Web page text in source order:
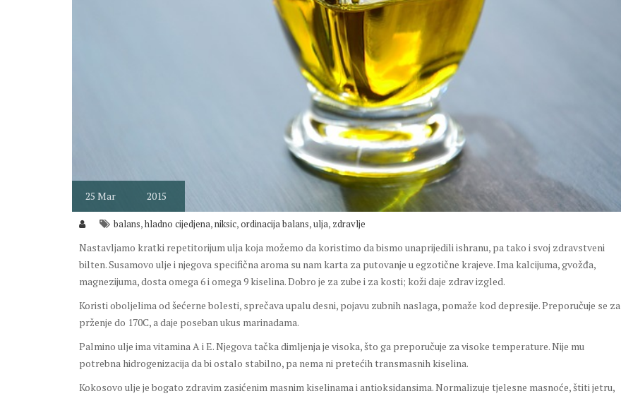
25 Mar 2015
balans,hladno cijedjena,niksic,ordinacija balans,ulja, zdravlje
Nastavljamo kratki repetitorijum ulja koja možemo da koristimo da bismo unaprijedili ishranu, pa tako i svoj zdravstveni
bilten. Susamovo ulje i njegova specifična aroma su nam karta za putovanje u egzotične krajeve. Ima kalcijuma, gvožđa,
magnezijuma, dosta omega 6 i omega 9 kiselina. Dobro je za zube i za kosti; koži daje zdrav izgled.
Koristi oboljelima od šećerne bolesti, sprečava upalu desni, pojavu zubnih naslaga, pomaže kod depresije. Preporučuje se za
prženje do 170C, a daje poseban ukus marinadama.
Palmino ulje ima vitamina A i E. Njegova tačka dimljenja je visoka, što ga preporučuje za visoke temperature. Nije mu
potrebna hidrogenizacija da bi ostalo stabilno, pa nema ni pretećih transmasnih kiselina.
Kokosovo ulje je bogato zdravim zasićenim masnim kiselinama i antioksidansima. Normalizuje tjelesne masnoće, štiti jetru,